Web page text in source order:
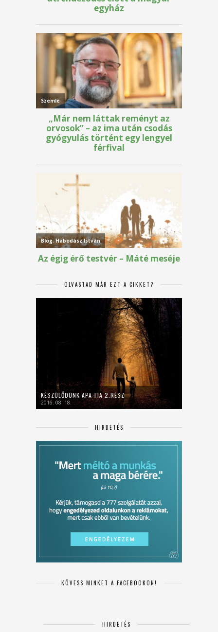
OLVASTAD MÁR EZT A CIKKET?
KÉSZÜLŐDÜNK APA-FIA 2.RÉSZ
2016. 08. 18.
HIRDETÉS
KÖVESS MINKET A FACEBOOKON!
HIRDETÉS